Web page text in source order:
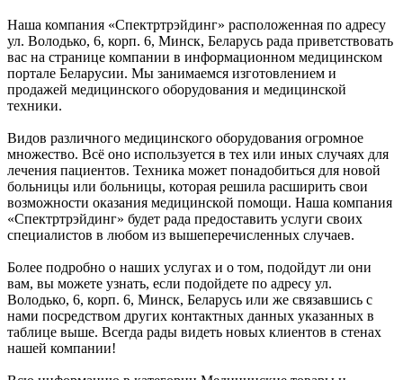
Наша компания «Спектртрэйдинг» расположенная по адресу
ул. Володько, 6, корп. 6, Минск, Беларусь рада приветствовать
вас на странице компании в информационном медицинском
портале Беларусии. Мы занимаемся изготовлением и
продажей медицинского оборудования и медицинской
техники.
Видов различного медицинского оборудования огромное
множество. Всё оно используется в тех или иных случаях для
лечения пациентов. Техника может понадобиться для новой
больницы или больницы, которая решила расширить свои
возможности оказания медицинской помощи. Наша компания
«Спектртрэйдинг» будет рада предоставить услуги своих
специалистов в любом из вышеперечисленных случаев.
Более подробно о наших услугах и о том, подойдут ли они
вам, вы можете узнать, если подойдете по адресу ул.
Володько, 6, корп. 6, Минск, Беларусь или же связавшись с
нами посредством других контактных данных указанных в
таблице выше. Всегда рады видеть новых клиентов в стенах
нашей компании!